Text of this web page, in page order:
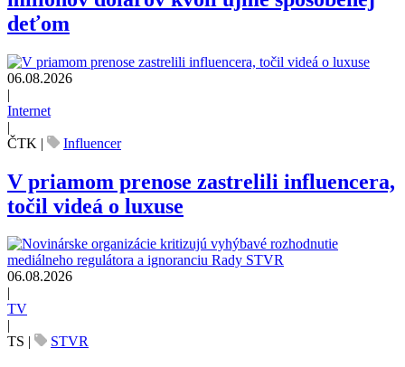
deťom
06.08.2026
|
Internet
|
ČTK | Influencer
V priamom prenose zastrelili influencera,
točil videá o luxuse
06.08.2026
TV
TS
STVR